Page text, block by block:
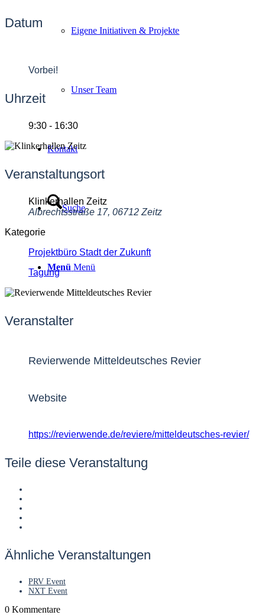
Eigene Initiativen & Projekte
Unser Team
Kontakt
Suche
Menü Menü
Datum
Vorbei!
Uhrzeit
9:30 - 16:30
Veranstaltungsort
Klinkerhallen Zeitz
Albrechtsstraße 17, 06712 Zeitz
Kategorie
Projektbüro Stadt der Zukunft
Tagung
Veranstalter
Revierwende Mitteldeutsches Revier
Website
https://revierwende.de/reviere/mitteldeutsches-revier/
Teile diese Veranstaltung
Ähnliche Veranstaltungen
PRV Event
NXT Event
0 Kommentare